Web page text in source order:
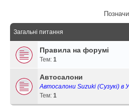
Загальні питання
Правила на форумі
Тем: 1
Автосалони
Автосалони Suzuki (Сузукі) в
Тем: 1